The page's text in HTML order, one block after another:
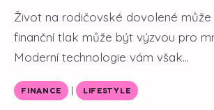
Život na rodičovské dovolené
finanční tlak může být výzvou pro
Moderní technologie vám však...
FINANCE | LIFESTYLE